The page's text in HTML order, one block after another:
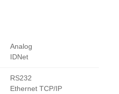
Analog
IDNet
RS232
Ethernet TCP/IP